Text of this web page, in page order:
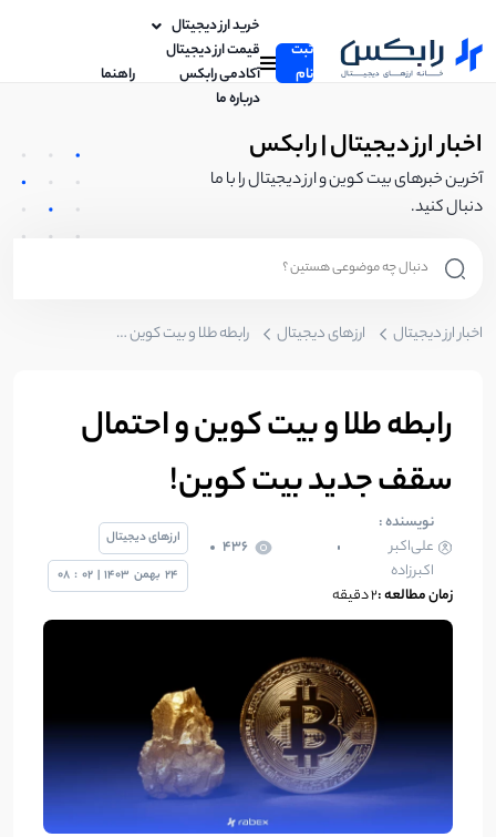
ثبت
نام
خرید ارز دیجیتال
قیمت ارز دیجیتال
آکادمی رابکس
راهنما
درباره ما
اخبار ارز دیجیتال | رابکس
آخرین خبرهای بیت کوین و ارز دیجیتال را با ما
دنبال کنید.
اخبار ارز دیجیتال ارزهای دیجیتال رابطه طلا و بیت کوین و احتمال سقف جدید بیت کوین!
رابطه طلا و بیت کوین و احتمال
سقف جدید بیت کوین!
نویسنده :
علی‌اکبر
اکبرزاده
436
زمان مطالعه :2 دقیقه
ارزهای دیجیتال
24 بهمن 1403
|
02
:
08